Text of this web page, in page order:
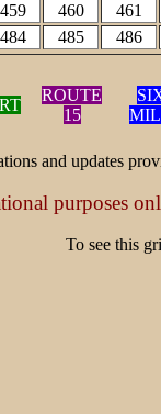
459
460 461
484
485 486
ROUTE
15
and updates
purposes
To see this